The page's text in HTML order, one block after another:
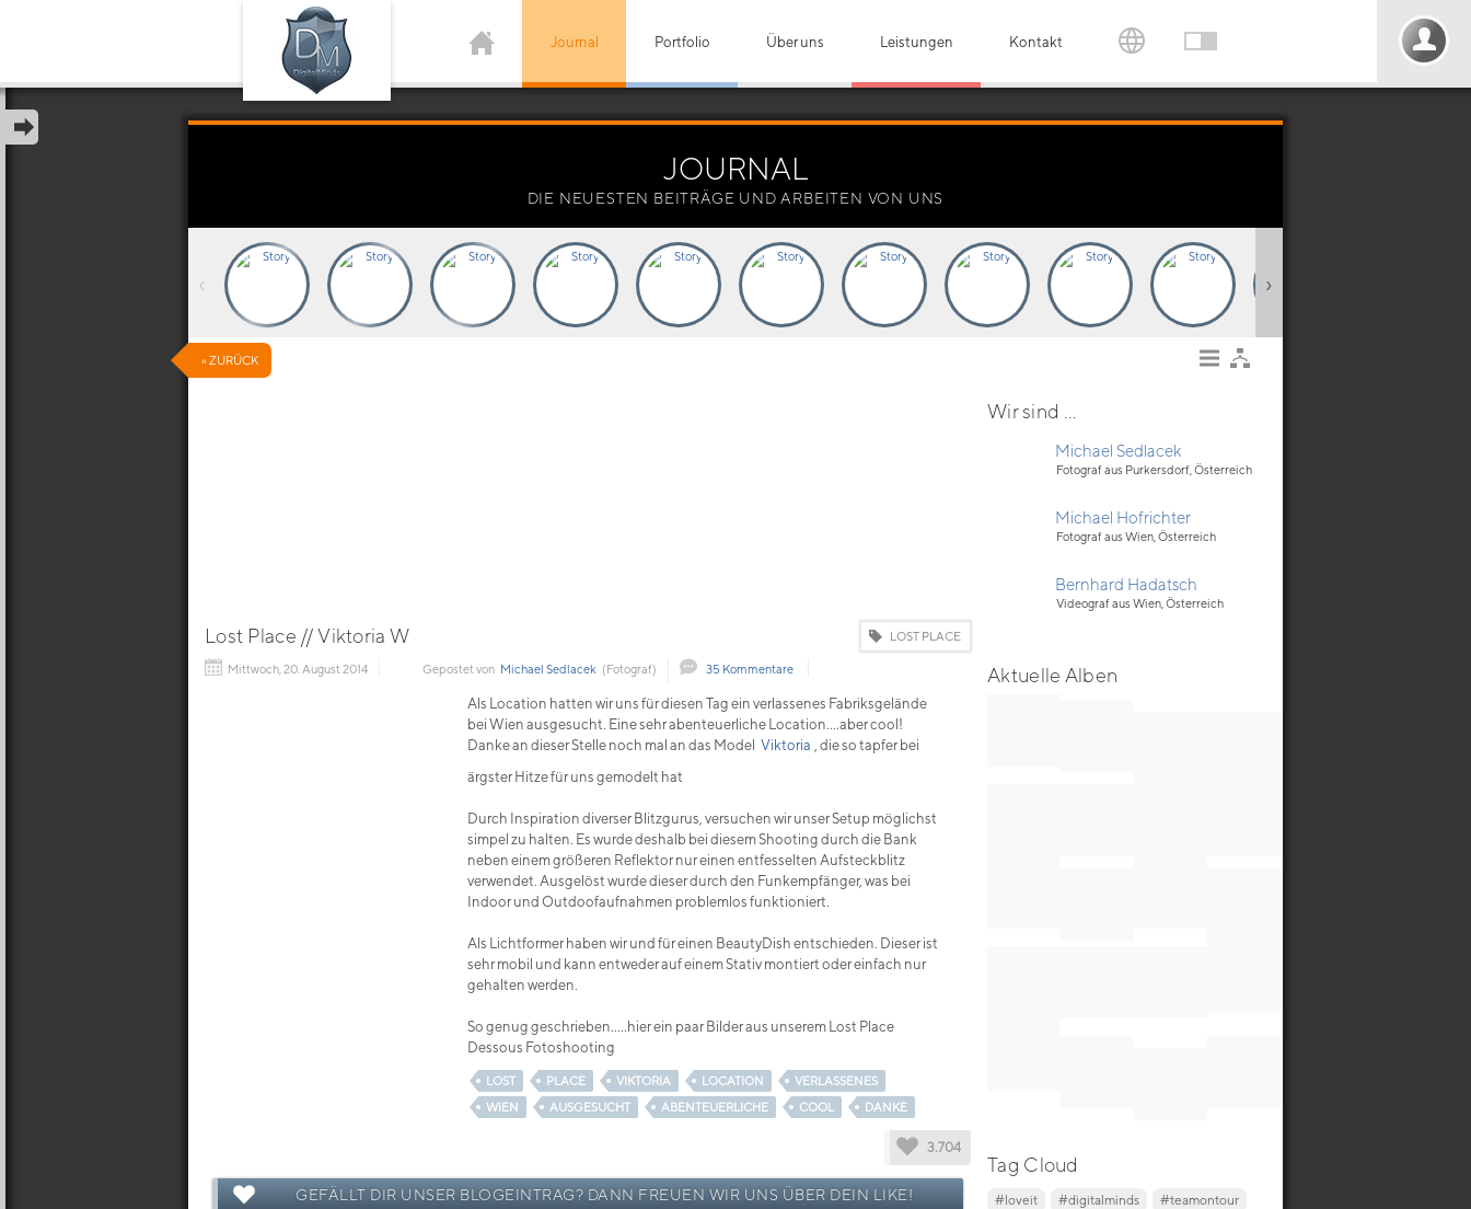
Journal Portfolio Über uns Leistungen Kontakt
JOURNAL
DIE NEUESTEN BEITRÄGE UND ARBEITEN VON UNS
‹ ›
« ZURÜCK
LOST PLACE
Lost Place // Viktoria W
Mittwoch, 20. August 2014 Gepostet von Michael Sedlacek (Fotograf) 35 Kommentare
Als Location hatten wir uns für diesen Tag ein verlassenes Fabriksgelände
bei Wien ausgesucht. Eine sehr abenteuerliche Location....aber cool!
Danke an dieser Stelle noch mal an das Model Viktoria , die so tapfer bei
ärgster Hitze für uns gemodelt hat
Durch Inspiration diverser Blitzgurus, versuchen wir unser Setup möglichst
simpel zu halten. Es wurde deshalb bei diesem Shooting durch die Bank
neben einem größeren Reflektor nur einen entfesselten Aufsteckblitz
verwendet. Ausgelöst wurde dieser durch den Funkempfänger, was bei
Indoor und Outdoofaufnahmen problemlos funktioniert.
Als Lichtformer haben wir und für einen BeautyDish entschieden. Dieser ist
sehr mobil und kann entweder auf einem Stativ montiert oder einfach nur
gehalten werden.
So genug geschrieben.....hier ein paar Bilder aus unserem Lost Place
Dessous Fotoshooting
LOST PLACE VIKTORIA LOCATION
VERLASSENES
WIEN
AUSGESUCHT ABENTEUERLICHE COOL DANKE
3.704
GEFÄLLT DIR UNSER BLOGEINTRAG? DANN FREUEN WIR UNS ÜBER DEIN LIKE!
Wir sind ...
Michael Sedlacek
Fotograf aus Purkersdorf, Österreich
Michael Hofrichter
Fotograf aus Wien, Österreich
Bernhard Hadatsch
Videograf aus Wien, Österreich
Aktuelle Alben
Tag Cloud
#loveit #digitalminds
#teamontour